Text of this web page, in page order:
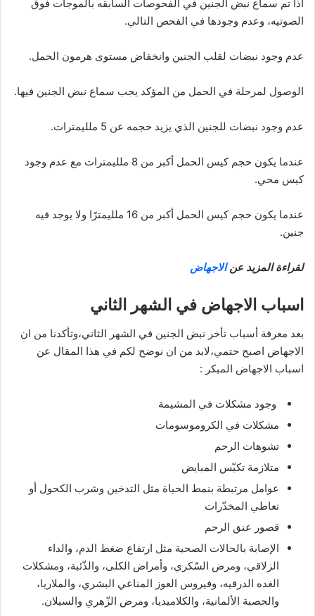
اذا تم سماع نبض الجنين في الفحوصات السابقه بالموجات فوق
الصوتيه، وعدم وجودها في الفحص التالي.
عدم وجود نبضات لقلب الجنين وانخفاض مستوى هرمون الحمل.
الوصول لمرحلة في الحمل من المؤكد يجب سماع نبض الجنين فيها.
عدم وجود نبضات للجنين الذي يزيد حجمه عن 5 ملليمترات.
عندما يكون حجم كيس الحمل أكبر من 8 ملليمترات مع عدم وجود
كيس محي.
عندما يكون حجم كيس الحمل أكبر من 16 ملليمترًا ولا يوجد فيه
جنين.
لقراءة المزيد عنالاجهاض
اسباب الاجهاض في الشهر الثاني
بعد معرفة أسباب تأخر نبض الجنين في الشهر الثاني،وتأكدنا من ان
الاجهاض اصبح حتمي،لابد من ان نوضح لكم في هذا المقال عن
اسباب الاجهاض المبكر :
وجود مشكلات في المشيمة
مشكلات في الكروموسومات
تشوهات الرحم
متلازمة تكيّس المبايض
عوامل مرتبطة بنمط الحياة مثل التدخين وشرب الكحول أو
تعاطي المخدّرات
قصور عنق الرحم
الإصابة بالحالات الصحية مثل ارتفاع ضغط الدم، والداء
الزلاقي، ومرض السّكري، وأمراض الكلى، والذّئبة، ومشكلات
الغده الدرقيه، وفيروس العوز المناعي البشري، والملاريا،
والحصبة الألمانية، والكلاميديا، ومرض الزّهري والسيلان.